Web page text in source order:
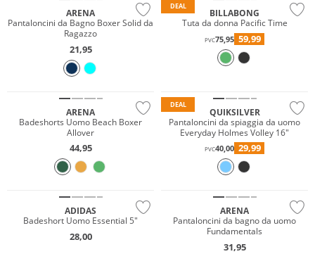
ARENA
Pantaloncini da Bagno Boxer Solid da
Ragazzo
21,95
DEAL
BILLABONG
Tuta da donna Pacific Time
PVC75,95 59,99
ARENA
Badeshorts Uomo Beach Boxer
Allover
44,95
DEAL
QUIKSILVER
Pantaloncini da spiaggia da uomo
Everyday Holmes Volley 16"
PVC40,00 29,99
ADIDAS
Badeshort Uomo Essential 5"
28,00
ARENA
Pantaloncini da bagno da uomo
Fundamentals
31,95